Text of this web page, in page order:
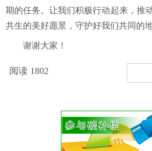
期的任务。让我们积极行动起来，推
共生的美好愿景，守护好我们共同的
谢谢大家！
阅读 1802